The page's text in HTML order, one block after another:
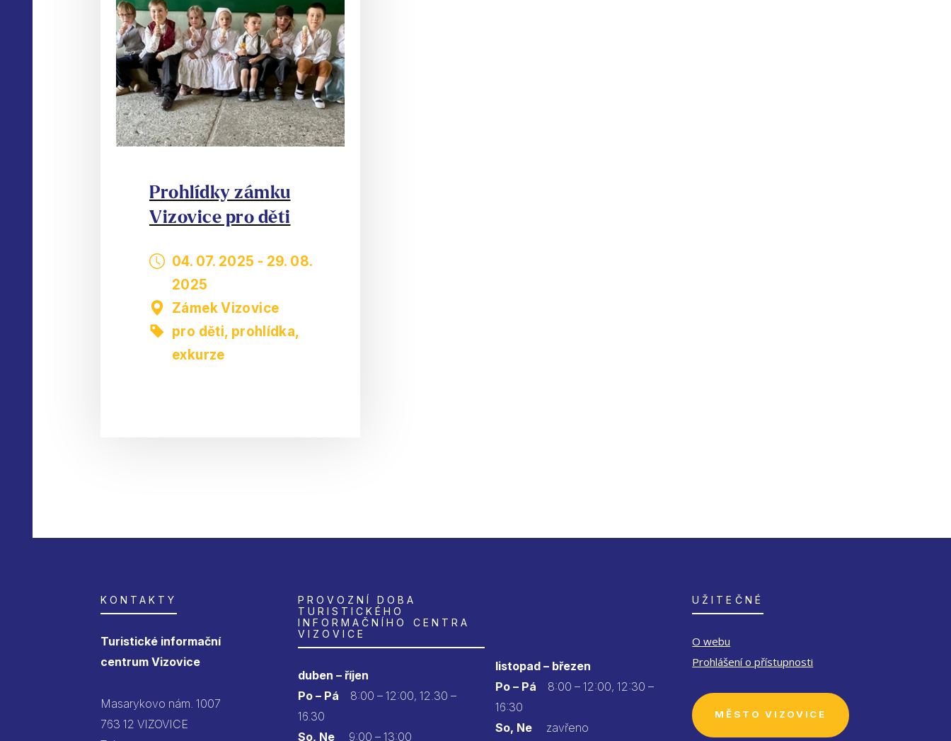
Prohlídky zámku
Vizovice pro děti
04. 07. 2025 - 29. 08.
2025
Zámek Vizovice
pro děti, prohlídka,
exkurze
KONTAKTY
Turistické informační
centrum Vizovice
Masarykovo nám. 1007
763 12 VIZOVICE
PROVOZNÍ DOBA
TURISTICKÉHO
INFORMAČNÍHO CENTRA
VIZOVICE
duben – říjen
Po – Pá
8:00 – 12:00, 12.30 –
16.30
So, Ne9:00 – 13:00
listopad – březen
Po – Pá 8:00 – 12:00, 12:30 –
16:30
So, Nezavřeno
UŽITEČNÉ
O webu
Prohlášení o přístupnosti
MĚSTO VIZOVICE